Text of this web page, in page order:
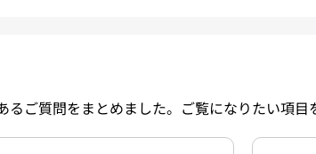
るご質問をまとめました。ご覧になりたい項目